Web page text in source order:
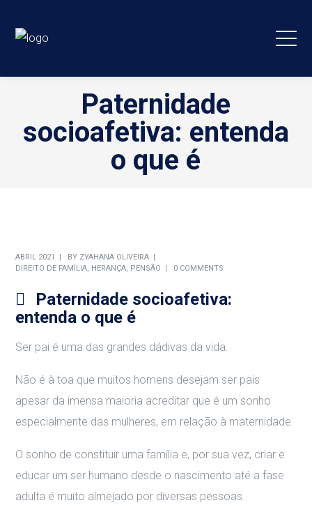
Paternidade
socioafetiva: entenda
o que é
ABRIL 2021 BY ZYAHANA OLIVEIRA
DIREITO DE FAMÍLIA, HERANÇA, PENSÃO 0 COMMENTS
Paternidade socioafetiva:
entenda o que é
Ser pai é uma das grandes dádivas da vida.
Não é à toa que muitos homens desejam ser pais
apesar da imensa maioria acreditar que é um sonho
especialmente das mulheres, em relação à maternidade.
O sonho de constituir uma família e, por sua vez, criar e
educar um ser humano desde o nascimento até a fase
adulta é muito almejado por diversas pessoas.